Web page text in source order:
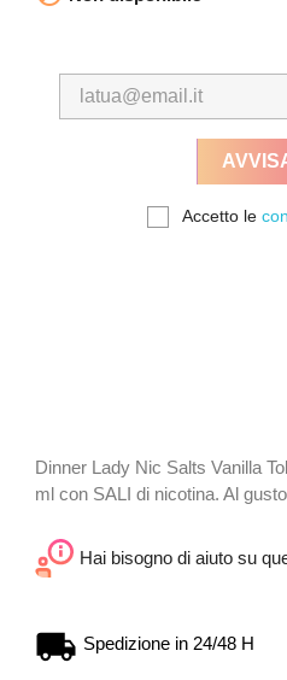
Accetto le
Dinner Lady Nic Salts Vanilla
ml con SALI di nicotina. Al
Hai bisogno di aiuto su
Spedizione in 24/48 H